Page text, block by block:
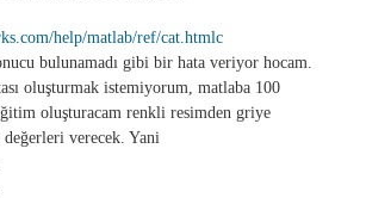
help/matlab/ref/cat.htmlc
bulunamadı gibi bir hata veriyor hocam.
oluşturmak istemiyorum, matlaba 100
oluşturacam renkli resimden griye
değerleri verecek. Yani